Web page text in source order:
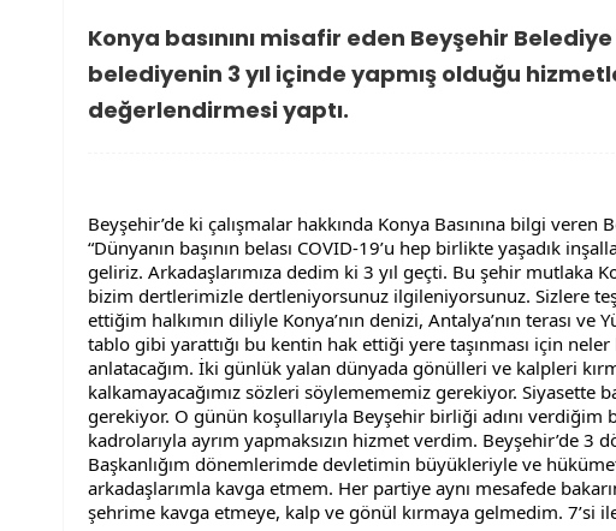
Konya basınını misafir eden Beyşehir Belediye
belediyenin 3 yıl içinde yapmış olduğu
değerlendirmesi yaptı.
Beyşehir’de ki çalışmalar hakkında Konya Basınına bilgi veren
“Dünyanın başının belası COVID-19’u hep birlikte yaşadık
geliriz. Arkadaşlarımıza dedim ki 3 yıl geçti. Bu şehir mutlaka
bizim dertlerimizle dertleniyorsunuz ilgileniyorsunuz. Sizlere
ettiğim halkımın diliyle Konya’nın denizi, Antalya’nın terası ve
tablo gibi yarattığı bu kentin hak ettiği yere taşınması için neler
anlatacağım. İki günlük yalan dünyada gönülleri ve kalpleri
kalkamayacağımız sözleri söylemememiz gerekiyor. Siyasette
gerekiyor. O günün koşullarıyla Beyşehir birliği adını
kadrolarıyla ayrım yapmaksızın hizmet verdim. Beyşehir’de 3
Başkanlığım dönemlerimde devletimin büyükleriyle ve
arkadaşlarımla kavga etmem. Her partiye aynı mesafede
şehrime kavga etmeye, kalp ve gönül kırmaya gelmedim. 7’si